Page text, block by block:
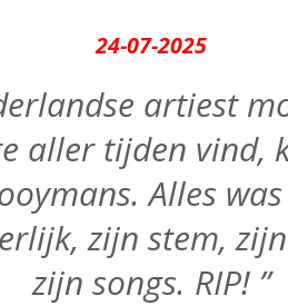
24-07-2025
artiest
aller tijden vind,
Alles
zijn stem,
zijn songs. RIP! ”